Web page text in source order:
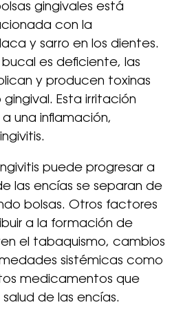
gingivales está
con la
y sarro en los dientes.
es deficiente, las
y producen toxinas
Esta irritación
una inflamación,
puede progresar a
las encías se separan de
bolsas. Otros factores
a la formación de
el tabaquismo, cambios
sistémicas como
medicamentos que
de las encías.